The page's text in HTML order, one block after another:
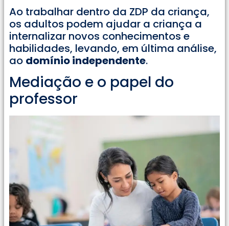
Ao trabalhar dentro da ZDP da criança,
os adultos podem ajudar a criança a
internalizar novos conhecimentos e
habilidades, levando, em última análise,
ao domínio independente.
Mediação e o papel do
professor